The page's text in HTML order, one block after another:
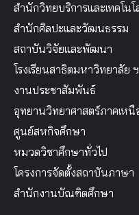
สำนักวิทยบริการและเทคโนโ
สำนักศิลปะและวัฒนธรรม
สถาบันวิจัยและพัฒนา
โรงเรียนสาธิตมหาวิทยาลัย ฯ
งานประชาสัมพันธ์
อุทยานวิทยาศาสตร์ภาคเหนื
ศูนย์สหกิจศึกษา
หมวดวิชาศึกษาทั่วไป
โครงการจัดตั้งสถาบันภาษา
สำนักงานบัณฑิตศึกษา